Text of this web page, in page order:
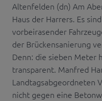
Altenfelden (dn) Am
Haus der Harrers. Es
vorbeirasender
der Brückensanierung
Denn: die sieben Meter
transparent. Manfred
Landtagsabgeordneten
nicht gegen eine